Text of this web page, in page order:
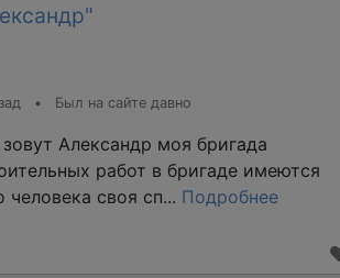
• Был на сайте давно
Александр моя бригада
работ в бригаде имеются
своя сп... Подробнее